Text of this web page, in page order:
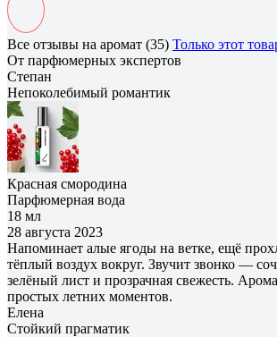
Все отзывы на аромат (35) Только этот
От парфюмерных экспертов
Степан
Непоколебимый романтик
Красная смородина
Парфюмерная вода
18 мл
28 августа 2023
Напоминает алые ягоды на ветке, ещё
тёплый воздух вокруг. Звучит звонко —
зелёный лист и прозрачная свежесть.
простых летних моментов.
Елена
Cтойкий прагматик